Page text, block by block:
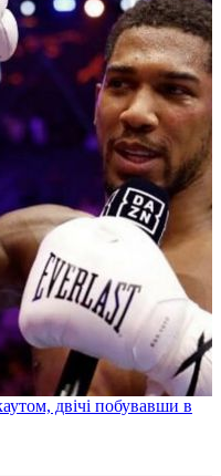
двічі побувавши в